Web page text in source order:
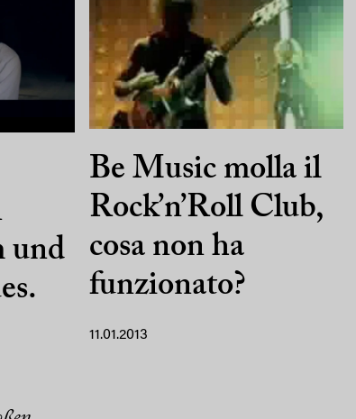
und
Be Music molla il
Rock’n’Roll Club,
cosa non ha
funzionato?
11.01.2013